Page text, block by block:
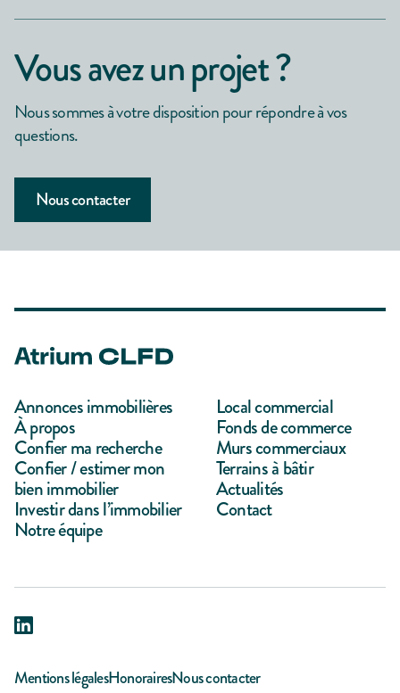
Vous avez un projet ?
Nous sommes à votre disposition pour répondre à vos
questions.
Nous contacter
Annonces immobilières
À propos
Confier ma recherche
Confier / estimer mon
bien immobilier
Investir dans l’immobilier
Notre équipe
Local commercial
Fonds de commerce
Murs commerciaux
Terrains à bâtir
Actualités
Contact
Mentions légalesHonorairesNous contacter